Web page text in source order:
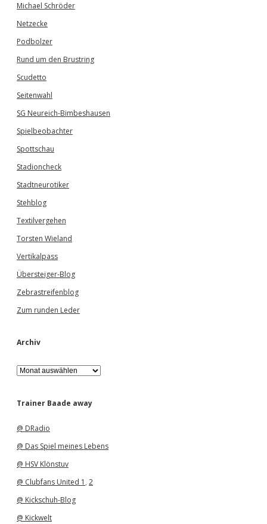
Michael Schröder
Netzecke
Podbolzer
Rund um den Brustring
Scudetto
Seitenwahl
SG Neureich-Bimbeshausen
Spielbeobachter
Spottschau
Stadioncheck
Stadtneurotiker
Stehblog
Textilvergehen
Torsten Wieland
Vertikalpass
Übersteiger-Blog
Zebrastreifenblog
Zum runden Leder
Archiv
A
r
h
Trainer Baade away
@ DRadio
@ Das Spiel meines Lebens
@ HSV Klönstuv
@ Clubfans United 1 , 2
@ Kickschuh-Blog
@ Kickwelt